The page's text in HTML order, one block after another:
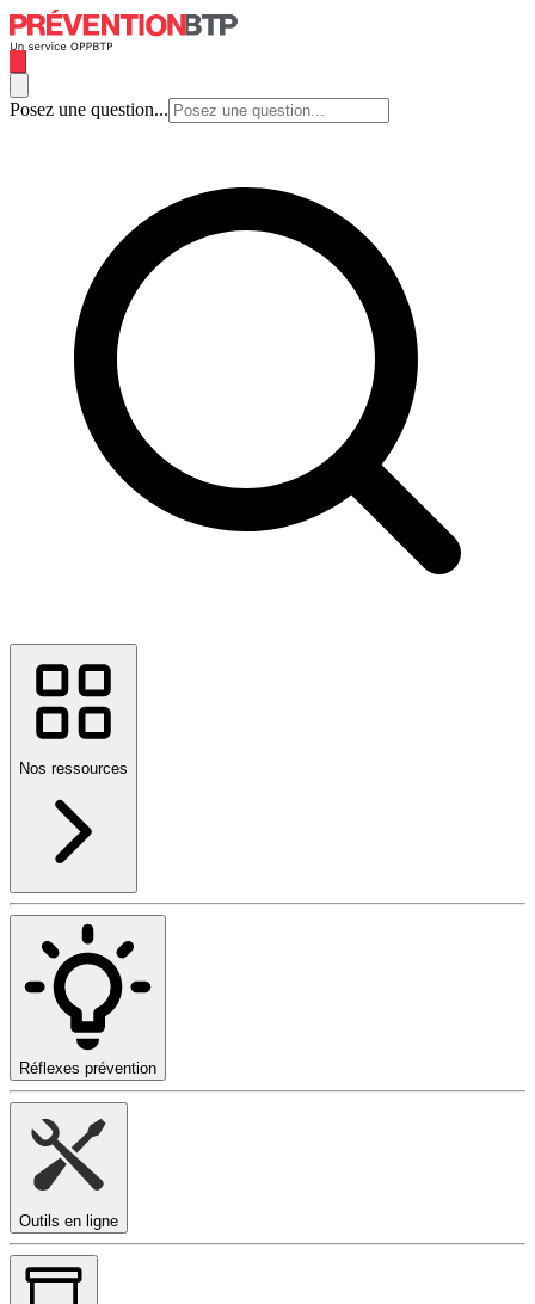
Posez une question...
Nos ressources
Réflexes prévention
Outils en ligne